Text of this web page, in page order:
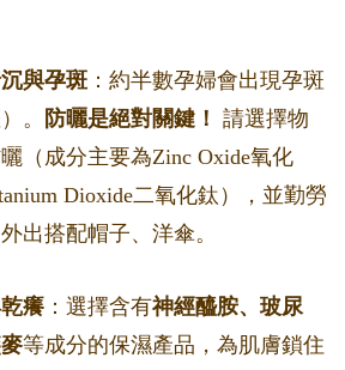
與孕斑 ：約半數孕婦會出現孕斑
。
防曬是絕對關鍵！ 請選擇物
（成分主要為Zinc Oxide氧化
Dioxide二氧化鈦），並勤勞
出搭配帽子、洋傘。
癢 ：選擇含有神經醯胺、玻尿
等成分的保濕產品，為肌膚鎖住